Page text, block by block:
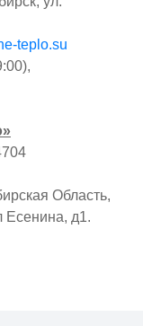
teplo.su
Область,
Есенина, д1.